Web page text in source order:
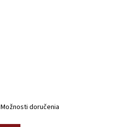
Možnosti doručenia